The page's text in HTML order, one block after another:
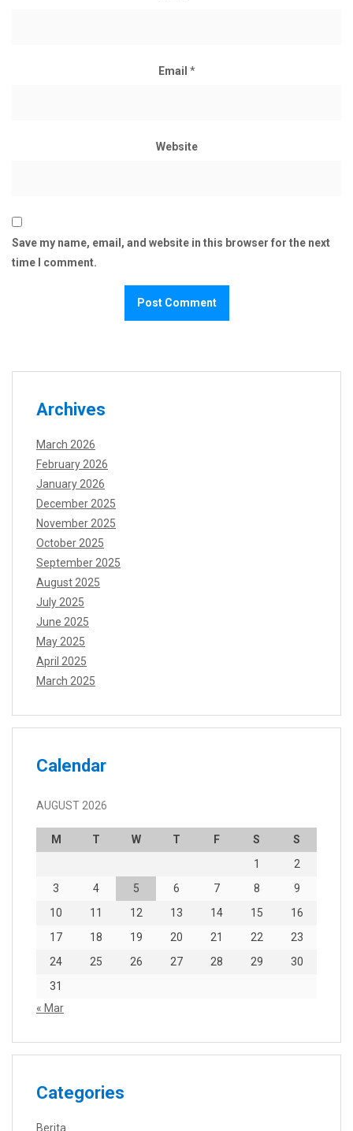
Email *
Website
Save my name, email, and website in this browser for the next
time I comment.
Archives
March 2026
February 2026
January 2026
December 2025
November 2025
October 2025
September 2025
August 2025
July 2025
June 2025
May 2025
April 2025
March 2025
Calendar
AUGUST 2026
M T W T F S
S
1
2
3
4 5 6 7 8
9
10
11 12 13 14 15
16
17
18 19 20 21 22
23
24
25 26 27 28 29
30
31
« Mar
Categories
Berita